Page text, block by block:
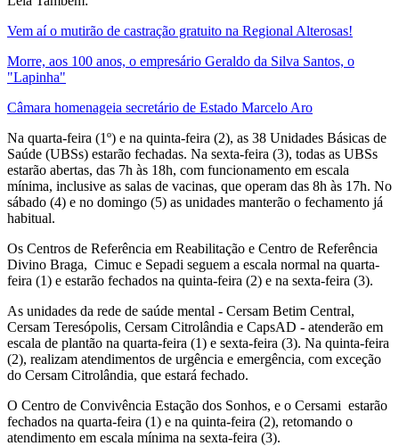
Vem aí o mutirão de castração gratuito na Regional Alterosas!
Morre, aos 100 anos, o empresário Geraldo da Silva Santos, o
"Lapinha"
Câmara homenageia secretário de Estado Marcelo Aro
Na quarta-feira (1º) e na quinta-feira (2), as 38 Unidades Básicas de
Saúde (UBSs) estarão fechadas. Na sexta-feira (3), todas as UBSs
estarão abertas, das 7h às 18h, com funcionamento em escala
mínima, inclusive as salas de vacinas, que operam das 8h às 17h. No
sábado (4) e no domingo (5) as unidades manterão o fechamento já
habitual.
Os Centros de Referência em Reabilitação e Centro de Referência
Divino Braga, Cimuc e Sepadi seguem a escala normal na quarta-
feira (1) e estarão fechados na quinta-feira (2) e na sexta-feira (3).
As unidades da rede de saúde mental - Cersam Betim Central,
Cersam Teresópolis, Cersam Citrolândia e CapsAD - atenderão em
escala de plantão na quarta-feira (1) e sexta-feira (3). Na quinta-feira
(2), realizam atendimentos de urgência e emergência, com exceção
do Cersam Citrolândia, que estará fechado.
O Centro de Convivência Estação dos Sonhos, e o Cersami estarão
fechados na quarta-feira (1) e na quinta-feira (2), retomando o
atendimento em escala mínima na sexta-feira (3).